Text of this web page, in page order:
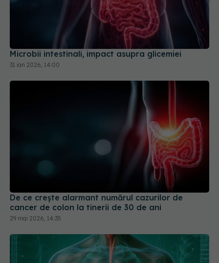
Microbii intestinali, impact asupra glicemiei
De ce crește alarmant numărul cazurilor de
cancer de colon la tinerii de 30 de ani
29 mai 2026, 14:35